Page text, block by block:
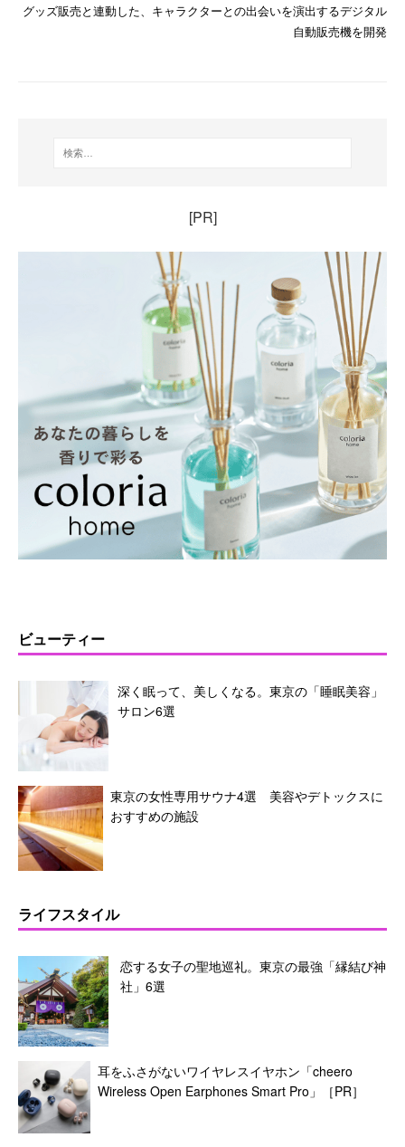
グッズ販売と連動した、キャラクターとの出会いを演出するデジタル
自動販売機を開発
[PR]
ビューティー
深く眠って、美しくなる。東京の「睡眠美容」
サロン6選
東京の女性専用サウナ4選 美容やデトックスに
おすすめの施設
ライフスタイル
恋する女子の聖地巡礼。東京の最強「縁結び神
社」6選
耳をふさがないワイヤレスイヤホン「cheero
Wireless Open Earphones Smart Pro」［PR］